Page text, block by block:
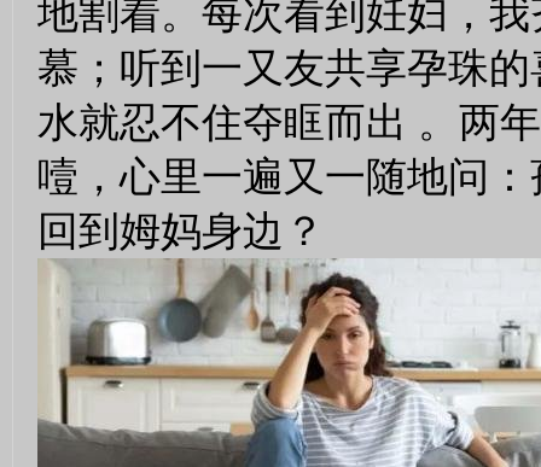
地割着。每次看到妊妇，
慕；听到一又友共享孕珠
水就忍不住夺眶而出 。两
噎，心里一遍又一随地问
回到姆妈身边？